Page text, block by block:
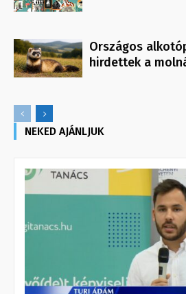
Országos
hirdettek a
NEKED AJÁNLJUK